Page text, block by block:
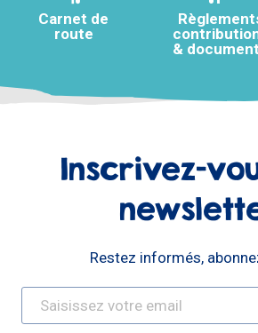
Carnet de
route
&
Inscrivez-
Restez informés,